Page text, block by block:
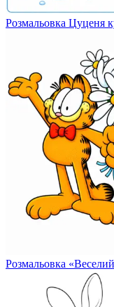
Розмальовка Цуценя
Розмальовка «Веселий